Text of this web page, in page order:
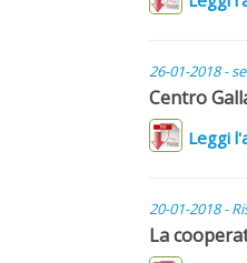
26-01-2018 -
Centro
Leggi
20-01-2018 -
La